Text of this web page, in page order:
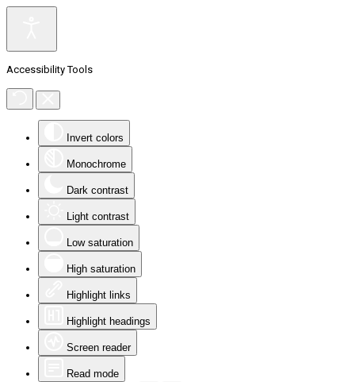
Accessibility Tools
Invert colors
Monochrome
Dark contrast
Light contrast
Low saturation
High saturation
Highlight links
Highlight headings
Screen reader
Read mode